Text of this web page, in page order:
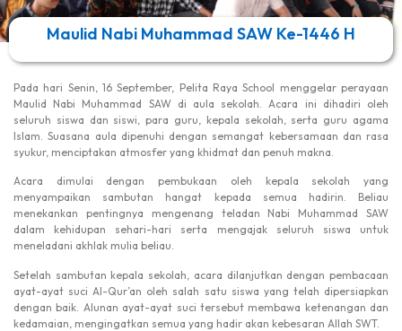
Maulid Nabi Muhammad SAW Ke-1446 H
Pada hari Senin, 16 September, Pelita Raya School menggelar perayaan
Maulid Nabi Muhammad SAW di aula sekolah. Acara ini dihadiri oleh
seluruh siswa dan siswi, para guru, kepala sekolah, serta guru agama
Islam. Suasana aula dipenuhi dengan semangat kebersamaan dan rasa
syukur, menciptakan atmosfer yang khidmat dan penuh makna.
Acara dimulai dengan pembukaan oleh kepala sekolah yang
menyampaikan sambutan hangat kepada semua hadirin. Beliau
menekankan pentingnya mengenang teladan Nabi Muhammad SAW
dalam kehidupan sehari-hari serta mengajak seluruh siswa untuk
meneladani akhlak mulia beliau.
Setelah sambutan kepala sekolah, acara dilanjutkan dengan pembacaan
ayat-ayat suci Al-Qur’an oleh salah satu siswa yang telah dipersiapkan
dengan baik. Alunan ayat-ayat suci tersebut membawa ketenangan dan
kedamaian, mengingatkan semua yang hadir akan kebesaran Allah SWT.